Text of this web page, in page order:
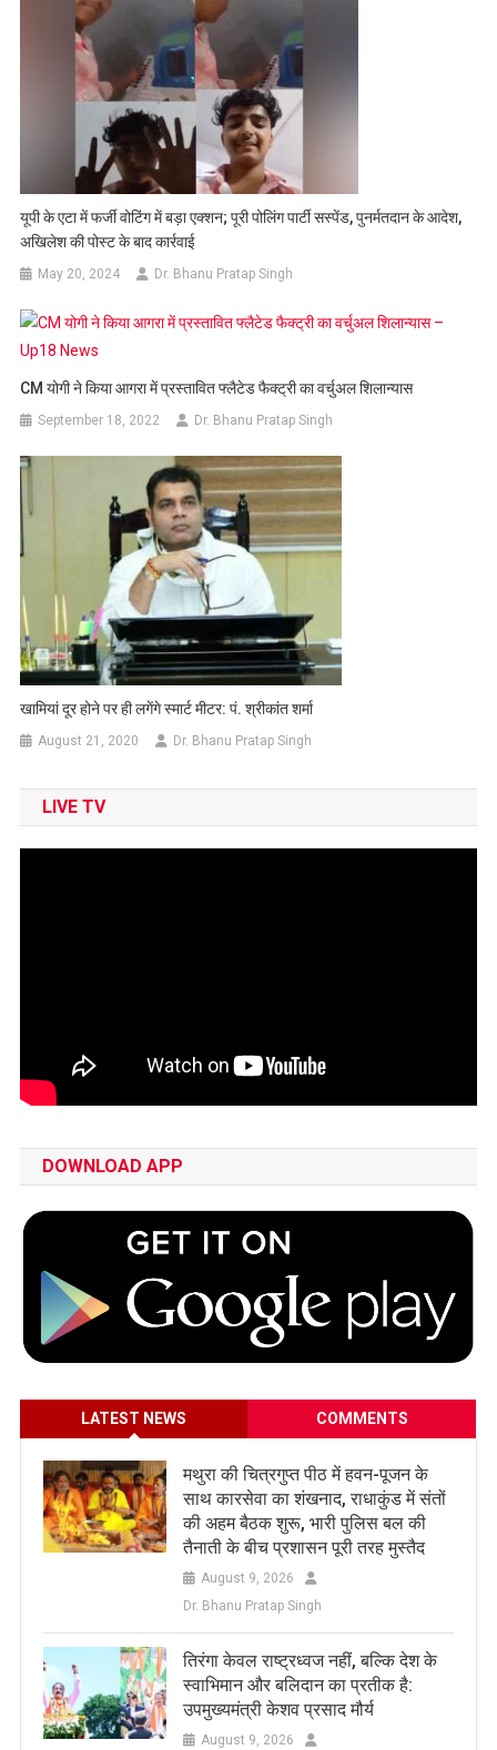
यूपी के एटा में फर्जी वोटिंग में बड़ा एक्शन; पूरी पोलिंग पार्टी सस्पेंड, पुनर्मतदान के आदेश,
अखिलेश की पोस्ट के बाद कार्रवाई
May 20, 2024 Dr. Bhanu Pratap Singh
CM योगी ने किया आगरा में प्रस्तावित फ्लैटेड फैक्ट्री का वर्चुअल शिलान्यास
September 18, 2022 Dr. Bhanu Pratap Singh
खामियां दूर होने पर ही लगेंगे स्मार्ट मीटर: पं. श्रीकांत शर्मा
August 21, 2020 Dr. Bhanu Pratap Singh
LIVE TV
DOWNLOAD APP
LATEST NEWS COMMENTS
मथुरा की चित्रगुप्त पीठ में हवन-पूजन के
साथ कारसेवा का शंखनाद, राधाकुंड में संतों
की अहम बैठक शुरू, भारी पुलिस बल की
तैनाती के बीच प्रशासन पूरी तरह मुस्तैद
August 9, 2026
Dr. Bhanu Pratap Singh
तिरंगा केवल राष्ट्रध्वज नहीं, बल्कि देश के
स्वाभिमान और बलिदान का प्रतीक है:
उपमुख्यमंत्री केशव प्रसाद मौर्य
August 9, 2026